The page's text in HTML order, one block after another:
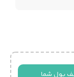
پول شما